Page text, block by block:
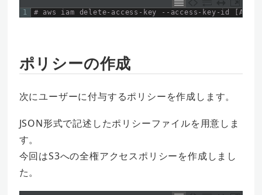
1 # aws iam delete-access-key --access-key-id
ポリシーの作成
次にユーザーに付与するポリシーを作成します。
JSON形式で記述したポリシーファイルを用意しま
す。
今回はS3への全権アクセスポリシーを作成しまし
た。